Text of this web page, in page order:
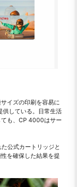
イズの印刷を容易に
供している。日常生活
も、CP 4000はサー
公式カートリッジと
を確保した結果を提